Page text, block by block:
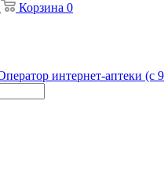
Корзина 0
интернет-аптеки (с